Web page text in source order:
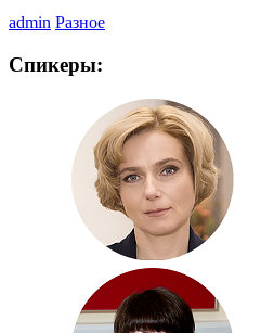
admin Разное
Спикеры: